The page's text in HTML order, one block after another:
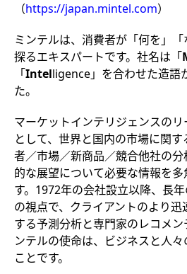
（https://japan.mintel.com）
ミンテルは、消費者が「何を」
探るエキスパートです。社名は「
「Intelligence」を合わせた造語
た。
マーケットインテリジェンスの
として、世界と国内の市場に関
者／市場／新商品／競合他社の
的な展望について必要な情報を
す。1972年の会社設立以降、長
の視点で、クライアントのより
する予測分析と専門家のレコメ
ンテルの使命は、ビジネスと人
ことです。